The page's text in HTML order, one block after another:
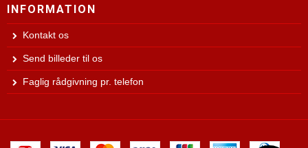
INFORMATION
Kontakt os
Send billeder til os
Faglig rådgivning pr. telefon